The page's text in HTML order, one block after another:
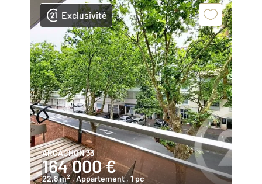
Exclusivité
ARCACHON 33
164 000 €
22,8 m2 , Appartement, 1 pc